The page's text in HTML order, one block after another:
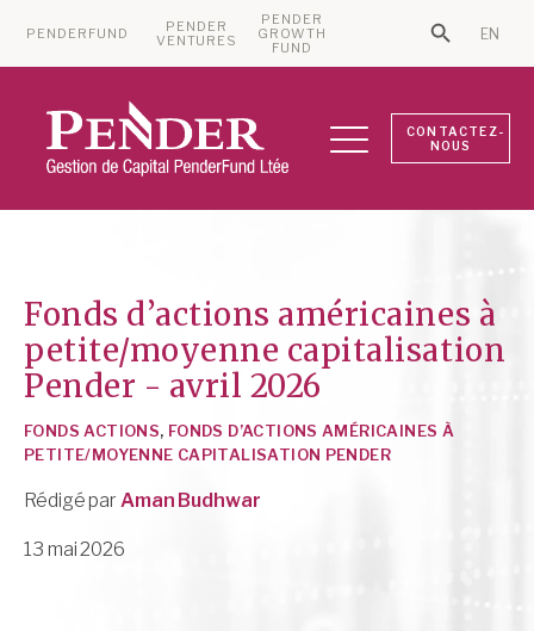
PENDERFUND
PENDER
VENTURES
PENDER
GROWTH
FUND
Search for:
Search
EN
CONTACTEZ-
NOUS
Fonds d’actions américaines à
petite/moyenne capitalisation
Pender - avril 2026
FONDS ACTIONS, FONDS D’ACTIONS AMÉRICAINES À
PETITE/MOYENNE CAPITALISATION PENDER
Rédigé par Aman Budhwar
13 mai 2026